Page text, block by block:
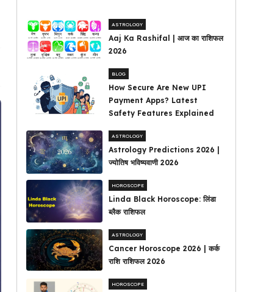
ASTROLOGY
Aaj Ka Rashifal | आज का राशिफल
2026
BLOG
How Secure Are New UPI
Payment Apps? Latest
Safety Features Explained
ASTROLOGY
Astrology Predictions 2026 |
ज्योतिष भविष्यवाणी 2026
HOROSCOPE
Linda Black Horoscope: लिंडा
ब्लैक राशिफल
ASTROLOGY
Cancer Horoscope 2026 | कर्क
राशि राशिफल 2026
HOROSCOPE